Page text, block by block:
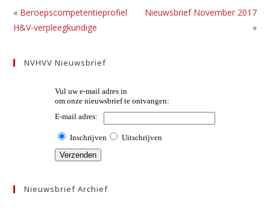
« Beroepscompetentieprofiel
H&V-verpleegkundige
Nieuwsbrief November 2017
»
NVHVV Nieuwsbrief
Nieuwsbrief Archief